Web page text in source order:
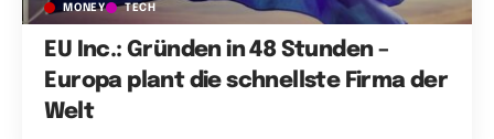
MONEY TECH
EU Inc.: Gründen in 48 Stunden –
Europa plant die schnellste Firma der
Welt